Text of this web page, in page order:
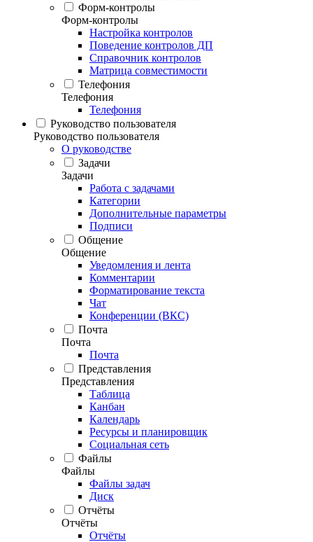
Форм-контролы
Форм-контролы
Настройка контролов
Поведение контролов ДП
Справочник контролов
Матрица совместимости
Телефония
Телефония
Телефония
Руководство пользователя
Руководство пользователя
О руководстве
Задачи
Задачи
Работа с задачами
Категории
Дополнительные параметры
Подписи
Общение
Общение
Уведомления и лента
Комментарии
Форматирование текста
Чат
Конференции (ВКС)
Почта
Почта
Почта
Представления
Представления
Таблица
Канбан
Календарь
Ресурсы и планировщик
Социальная сеть
Файлы
Файлы
Файлы задач
Диск
Отчёты
Отчёты
Отчёты